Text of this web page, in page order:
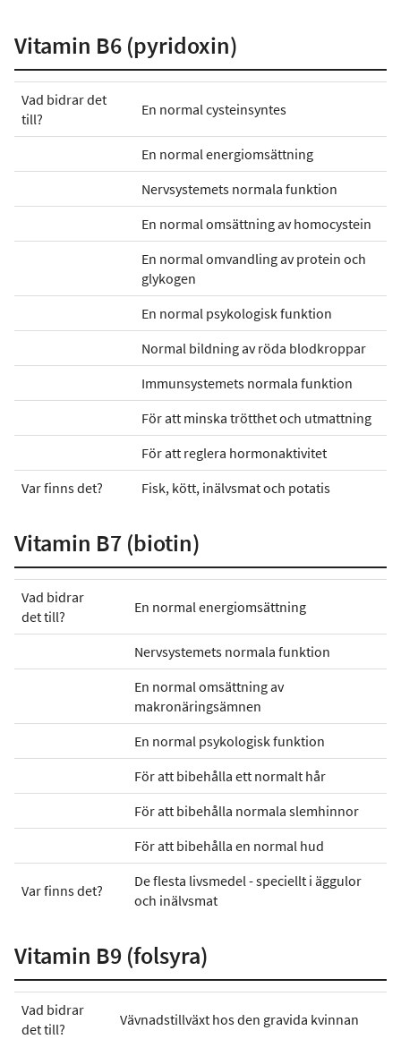
Vitamin B6 (pyridoxin)
Vad bidrar det
till?
En normal cysteinsyntes
En normal energiomsättning
Nervsystemets normala funktion
En normal omsättning av homocystein
En normal omvandling av protein och
glykogen
En normal psykologisk funktion
Normal bildning av röda blodkroppar
Immunsystemets normala funktion
För att minska trötthet och utmattning
För att reglera hormonaktivitet
Var finns det?
Fisk, kött, inälvsmat och potatis
Vitamin B7 (biotin)
Vad bidrar
det till?
En normal energiomsättning
Nervsystemets normala funktion
En normal omsättning av
makronäringsämnen
En normal psykologisk funktion
För att bibehålla ett normalt hår
För att bibehålla normala slemhinnor
För att bibehålla en normal hud
Var finns det?
De flesta livsmedel - speciellt i äggulor
och inälvsmat
Vitamin B9 (folsyra)
Vad bidrar
det till?
Vävnadstillväxt hos den gravida kvinnan